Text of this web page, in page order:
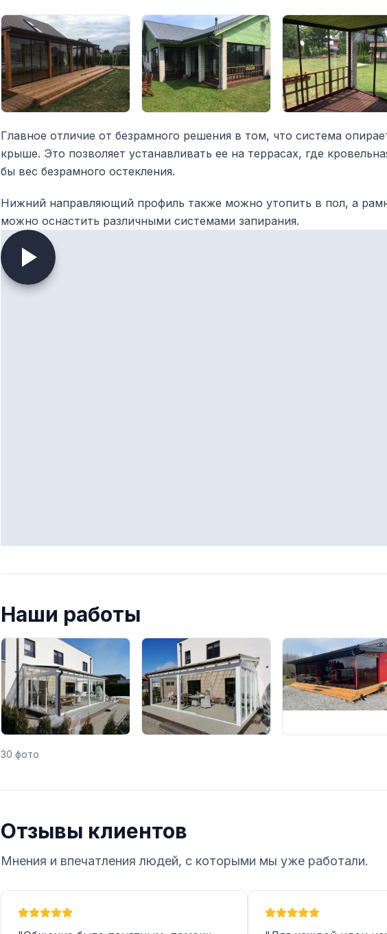
Главное отличие от безрамного решения в том, что система
крыше. Это позволяет устанавливать ее на террасах, где
бы вес безрамного остекления.
Нижний направляющий профиль также можно утопить в пол, а
можно оснастить различными системами запирания.
Наши работы
30 фото
Отзывы клиентов
Мнения и впечатления людей, с которыми мы уже работали.